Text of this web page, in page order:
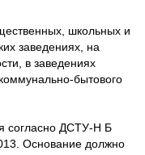
школьных и
заведениях, на
в заведениях
бытового
согласно ДСТУ-Н Б
Основание должно